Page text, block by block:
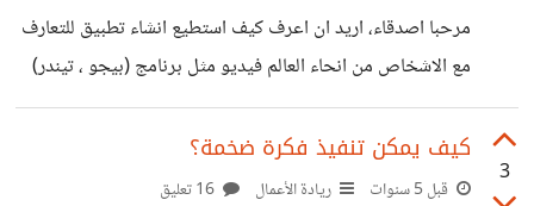
ستور أن يشاركنا أرباحه من الاعلانات علي التطبيق أو المشتريات
داخل التطبيق ان وجدت وماهي الاستراتيجيات التي اتبعها
مرحبا اصدقاء، اريد ان اعرف كيف استطيع انشاء تطبيق للتعارف
مع الاشخاص من انحاء العالم فيديو مثل برنامج (بيجو ، تيندر)
وغيرها من التطبيقات التي تعمل بنفس الفكرة كالتطبيق الجديد
wehi. وسؤالي يتمثل في التالي: ١- ماهي لغات البرمجة
المستخدمة لعمل هذا التطبيق (للاندرويد) ، (الايفون) لكن ليس
3
كيف يمكن تنفيذ فكرة ضخمة؟
قبل 5 سنوات ريادة الأعمال